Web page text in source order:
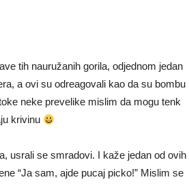
tih nauružanih gorila, odjednom jedan
a ovi su odreagovali kao da su bombu
neke prevelike mislim da mogu tenk
krivinu
usrali se smradovi. I kaže jedan od ovih
“Ja sam, ajde pucaj picko!” Mislim se